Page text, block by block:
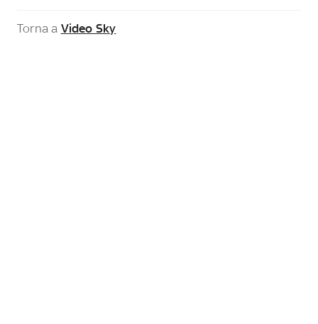
Torna a Video Sky